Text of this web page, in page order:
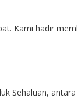
Kami hadir
Sehaluan, antara